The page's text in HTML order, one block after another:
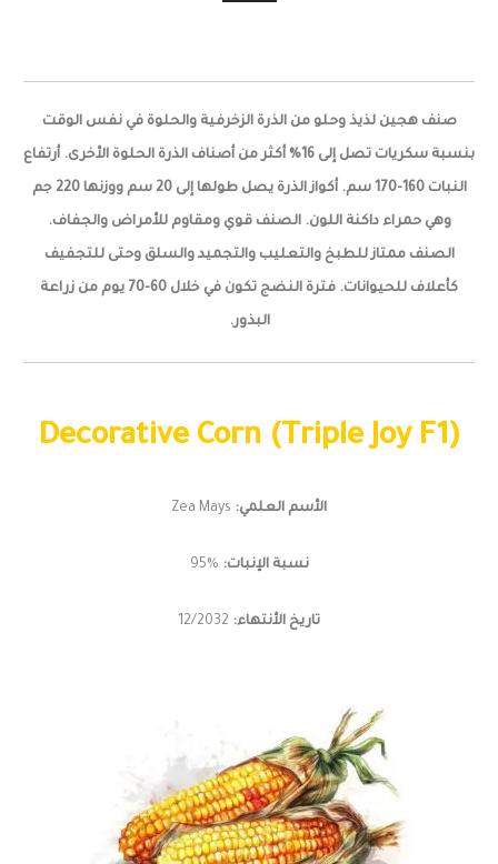
صنف هجين لذيذ وحلو من الذرة الزخرفية والحلوة في نفس الوقت
بنسبة سكريات تصل إلى 16% أكثر من أصناف الذرة الحلوة الأخرى. أرتفاع
النبات 160-170 سم. أكواز الذرة يصل طولها إلى 20 سم ووزنها 220 جم
وهي حمراء داكنة اللون. الصنف قوي ومقاوم للأمراض والجفاف.
الصنف ممتاز للطبخ والتعليب والتجميد والسلق وحتى للتجفيف
كأعلاف للحيوانات. فترة النضج تكون في خلال 60-70 يوم من زراعة
البذور.
Decorative Corn (Triple Joy F1)
الأسم العلمي: Zea Mays
نسبة الإنبات: %95
تاريخ الأنتهاء: